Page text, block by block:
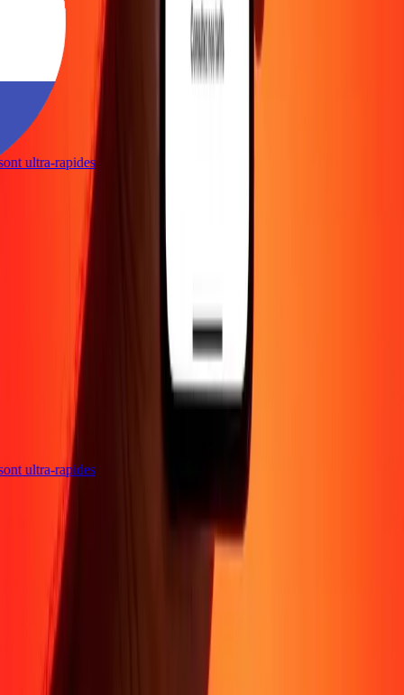
ultra-rapides
ultra-rapides
Entreprise
À proposBlog Devenir agent
Transfert d'argent international
Politique de confidentialité
Avis sur les cookies
générales
Centre d'aide